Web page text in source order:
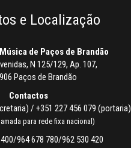
e Localização
de Paços de Brandão
N 125/129, Ap. 107,
Paços de Brandão
Contactos
/ +351 227 456 079 (portaria)
para rede fixa nacional)
964 678 780/962 530 420